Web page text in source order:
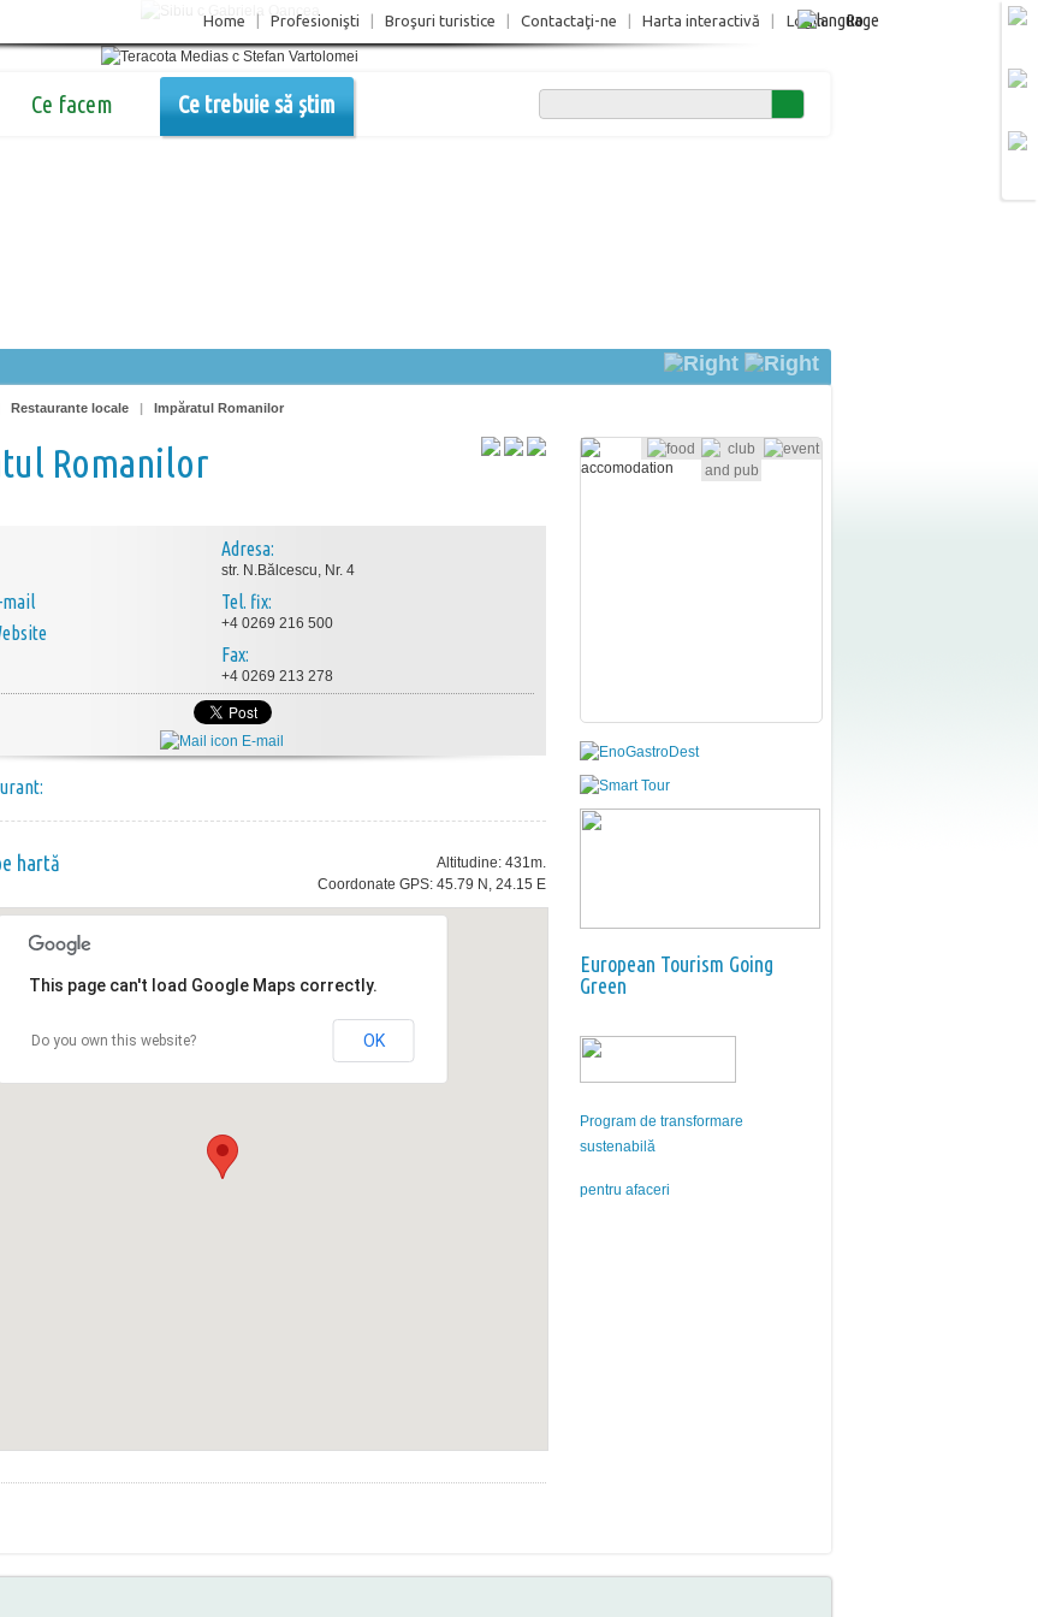
Login Ro
Home Profesionişti Broşuri turistice Contactaţi-ne Harta interactivă
Ce facem Ce trebuie să știm
Restaurante locale | Impăratul Romanilor
Romanilor
mail
Adresa:
str. N.Bălcescu, Nr. 4
Tel. fix:
+4 0269 216 500
Fax:
+4 0269 213 278
E-mail
Altitudine: 431m.
Coordonate GPS: 45.79 N, 24.15 E
hartă
This page can't load Google Maps correctly.
Do you own this website? OK
European Tourism Going
Green
Program de transformare
sustenabilă
pentru afaceri